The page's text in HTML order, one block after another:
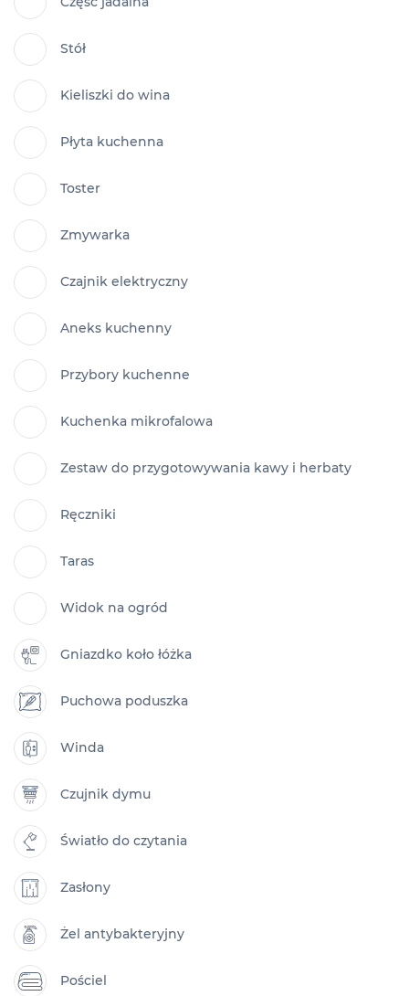
Stół
Kieliszki do wina
Płyta kuchenna
Toster
Zmywarka
Czajnik elektryczny
Aneks kuchenny
Przybory kuchenne
Kuchenka mikrofalowa
Zestaw do przygotowywania kawy i herbaty
Ręczniki
Taras
Widok na ogród
Gniazdko koło łóżka
Puchowa poduszka
Winda
Czujnik dymu
Światło do czytania
Zasłony
Żel antybakteryjny
Pościel